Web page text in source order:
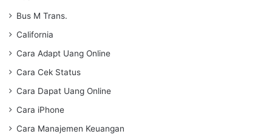
Bus M Trans.
California
Cara Adapt Uang Online
Cara Cek Status
Cara Dapat Uang Online
Cara iPhone
Cara Manajemen Keuangan